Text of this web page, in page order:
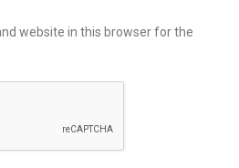
website in this browser for the